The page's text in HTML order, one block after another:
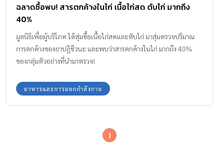
ฉลาดซื้อพบ! สารตกค้างในไก่ เนื้อไก่สด ตับไก่ มากถึง
40%
มูลนิธิเพื่อผู้บริโภค ได้สุ่มซื้อเนื้อไก่สดและตับไก่ มาสุ่มตรวจปริมาณ
การตกค้างของยาปฏิชีวนะ และพบว่าสารตกค้างในไก่ มากถึง 40%
ของกลุ่มตัวอย่างที่นำมาตรวจ!
อาหารและการออกกำลังกาย
1